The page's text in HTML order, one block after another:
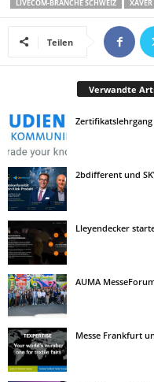
LIVECOM-BRANCHE SCHWEIZ
Teilen
Verwandte
2bdifferent und
Lleyendecker
AUMA
Messe Frankfurt